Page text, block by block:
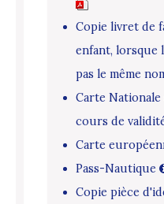
Copie livret de
enfant, lorsque
pas le même
Carte
cours de
Carte
Pass-Nautique
Copie pièce